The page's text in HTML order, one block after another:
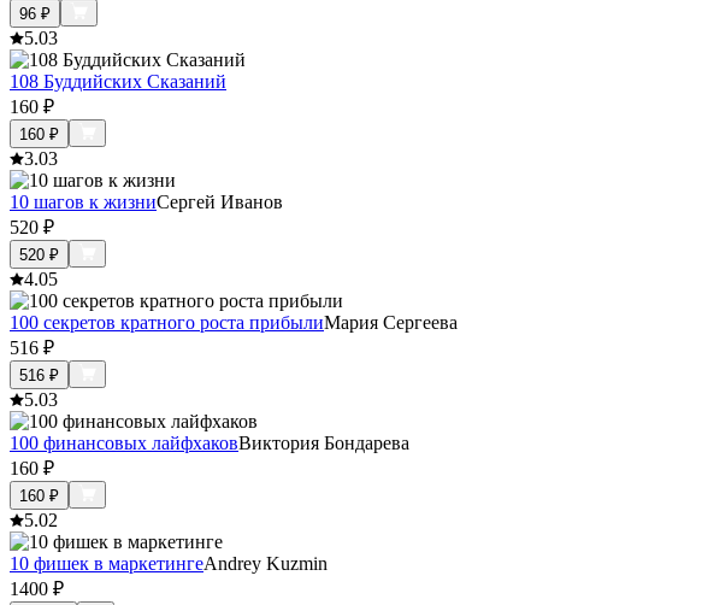
96 ₽
5.03
108 Буддийских Сказаний
160 ₽
160 ₽
3.03
10 шагов к жизниСергей Иванов
520 ₽
520 ₽
4.05
100 секретов кратного роста прибылиМария Сергеева
516 ₽
516 ₽
5.03
100 финансовых лайфхаковВиктория Бондарева
160 ₽
160 ₽
5.02
10 фишек в маркетингеAndrey Kuzmin
1400 ₽